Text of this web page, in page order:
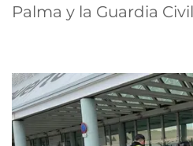
Palma y la Guardia